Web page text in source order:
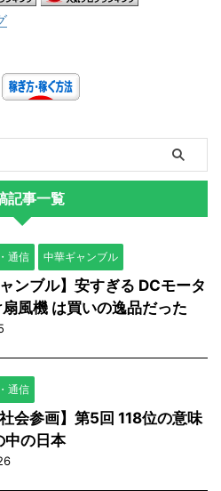
記事一覧
通信 中華ギャンブル
ャンブル】安すぎる DCモータ
風機 は買いの逸品だった
通信
社会参画】第5回 118位の意味
の日本